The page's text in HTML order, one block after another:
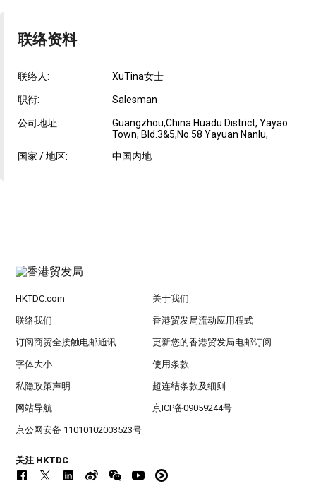
联络资料
联络人: XuTina女士
职衔: Salesman
公司地址:
Guangzhou,China Huadu District, Yayao
Town, Bld.3&5,No.58 Yayuan Nanlu,
国家 / 地区:
中国内地
HKTDC.com 关于我们
联络我们 香港贸发局流动应用程式
订阅商贸全接触电邮通讯 更新您的香港贸发局电邮订阅
字体大小 使用条款
私隐政策声明 超连结条款及细则
网站导航 京ICP备09059244号
京公网安备 11010102003523号
关注 HKTDC